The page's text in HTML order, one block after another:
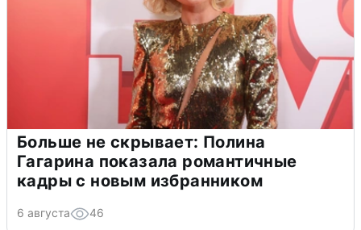
Больше не скрывает: Полина
Гагарина показала романтичные
кадры с новым избранником
6 августа 46